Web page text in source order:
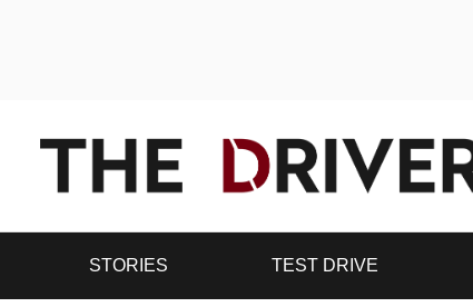
STORIES TEST DRIVE